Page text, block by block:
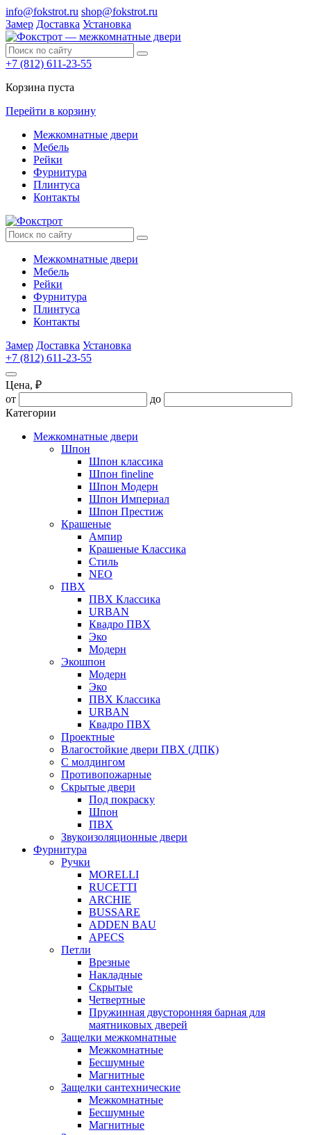
info@fokstrot.ru shop@fokstrot.ru
Замер Доставка Установка
+7 (812) 611-23-55
Корзина пуста
Перейти в корзину
Межкомнатные двери
Мебель
Рейки
Фурнитура
Плинтуса
Контакты
Межкомнатные двери
Мебель
Рейки
Фурнитура
Плинтуса
Контакты
Замер Доставка Установка
+7 (812) 611-23-55
Цена, ₽
от
до
Категории
Межкомнатные двери
Шпон
Шпон классика
Шпон fineline
Шпон Модерн
Шпон Империал
Шпон Престиж
Крашеные
Ампир
Крашеные Классика
Стиль
NEO
ПВХ
ПВХ Классика
URBAN
Квадро ПВХ
Эко
Модерн
Экошпон
Модерн
Эко
ПВХ Классика
URBAN
Квадро ПВХ
Проектные
Влагостойкие двери ПВХ (ДПК)
С молдингом
Противопожарные
Скрытые двери
Под покраску
Шпон
ПВХ
Звукоизоляционные двери
Фурнитура
Ручки
MORELLI
RUCETTI
ARCHIE
BUSSARE
ADDEN BAU
APECS
Петли
Врезные
Накладные
Скрытые
Четвертные
Пружинная двусторонняя барная для
маятниковых дверей
Защелки межкомнатные
Межкомнатные
Бесшумные
Магнитные
Защелки сантехнические
Межкомнатные
Бесшумные
Магнитные